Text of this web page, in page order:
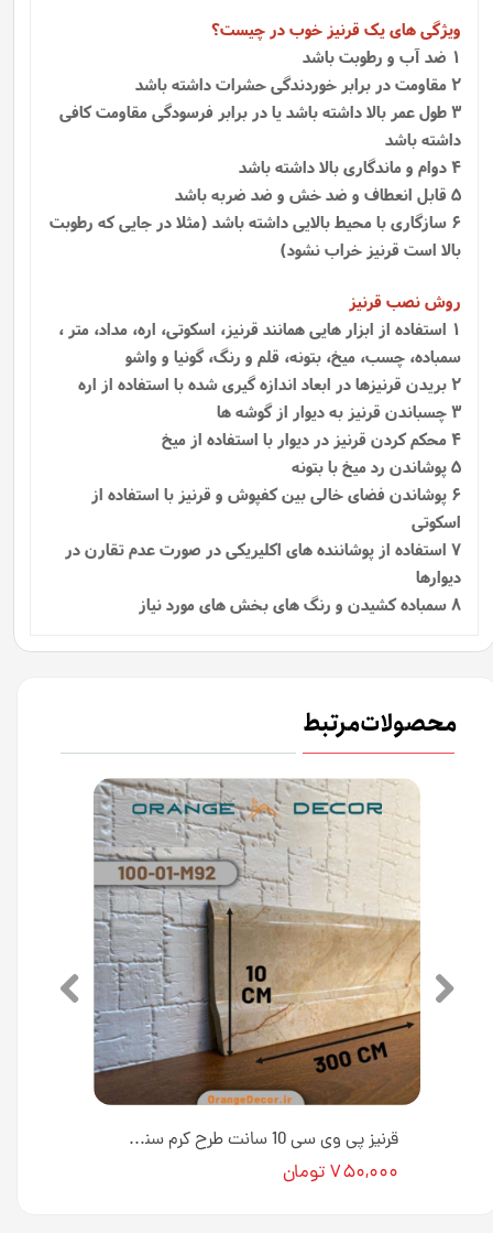
ویژگی های یک قرنیز خوب در چیست؟
1 ضد آب و رطوبت باشد
2 مقاومت در برابر خوردندگی حشرات داشته باشد
3 طول عمر بالا داشته باشد یا در برابر فرسودگی مقاومت کافی
داشته باشد
4 دوام و ماندگاری بالا داشته باشد
5 قابل انعطاف و ضد خش و ضد ضربه باشد
6 سازگاری با محیط بالایی داشته باشد (مثلا در جایی که رطوبت
بالا است قرنیز خراب نشود)
روش نصب قرنیز
1 استفاده از ابزار هایی همانند قرنیز، اسکوتی، اره، مداد، متر ،
سمباده، چسب، میخ، بتونه، قلم و رنگ، گونیا و واشو
2 بریدن قرنیزها در ابعاد اندازه گیری شده با استفاده از اره
3 چسباندن قرنیز به دیوار از گوشه ها
4 محکم کردن قرنیز در دیوار با استفاده از میخ
5 پوشاندن رد میخ با بتونه
6 پوشاندن فضای خالی بین کفپوش و قرنیز با استفاده از
اسکوتی
7 استفاده از پوشاننده‌ های اکلیریکی در صورت عدم تقارن در
دیوارها
8 سمباده کشیدن و رنگ های بخش های مورد نیاز
محصولات مرتبط
قرنیز پی وی سی 10 سانت طرح کرم سنگ کد M92 [انبار تهران]
۷۵۰,۰۰۰ تومان